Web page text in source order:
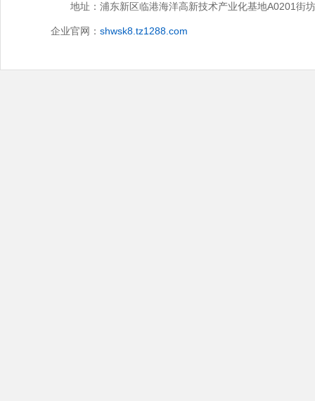
地址： 浦东新区临港海洋高新技术产业化基地A0201街
企业官网： shwsk8.tz1288.com